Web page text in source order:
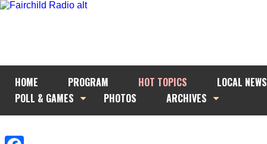
HOME PROGRAM HOT TOPICS
LOCAL NEWS
POLL & GAMES
PHOTOS ARCHIVES